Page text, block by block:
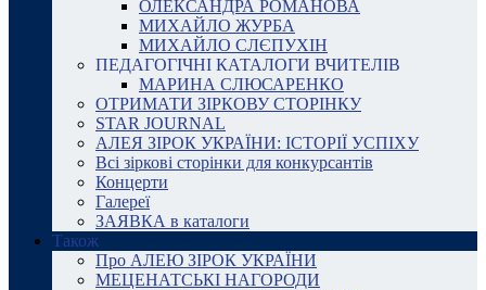
ОЛЕКСАНДРА РОМАНОВА
МИХАЙЛО ЖУРБА
МИХАЙЛО СЛЄПУХІН
ПЕДАГОГІЧНІ КАТАЛОГИ ВЧИТЕЛІВ
МАРИНА СЛЮСАРЕНКО
ОТРИМАТИ ЗІРКОВУ СТОРІНКУ
STAR JOURNAL
АЛЕЯ ЗІРОК УКРАЇНИ: ІСТОРІЇ УСПІХУ
Всі зіркові сторінки для конкурсантів
Концерти
Галереї
ЗАЯВКА в каталоги
Також
Про АЛЕЮ ЗІРОК УКРАЇНИ
МЕЦЕНАТСЬКІ НАГОРОДИ